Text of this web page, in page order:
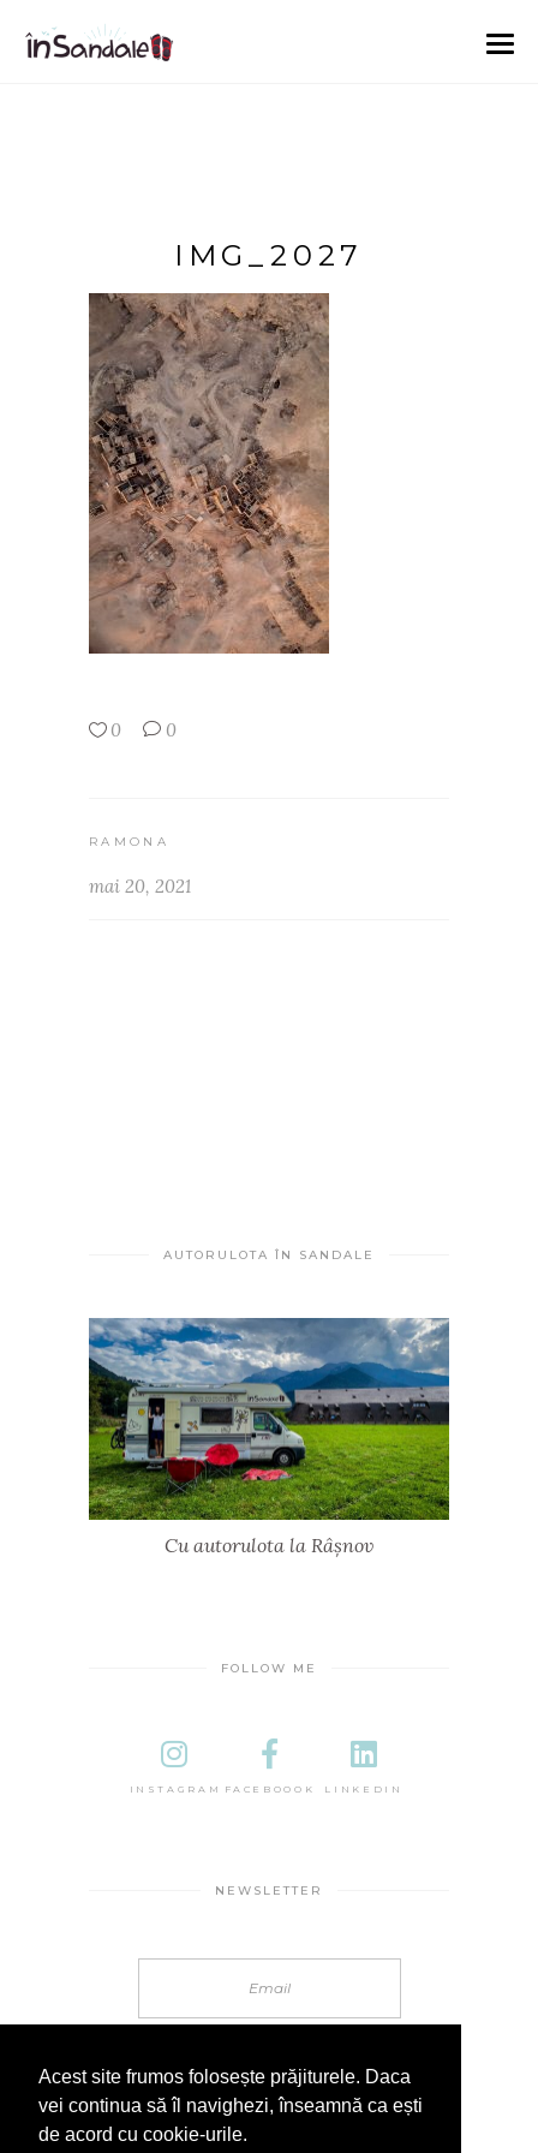
IMG_2027
0 0
RAMONA
mai 20, 2021
AUTORULOTA ÎN SANDALE
Cu autorulota la Râșnov
FOLLOW ME
INSTAGRAM FACEBOOOK LINKEDIN
NEWSLETTER
Acest site frumos folosește prăjiturele. Daca
vei continua să îl navighezi, înseamnă ca ești
de acord cu cookie-urile.